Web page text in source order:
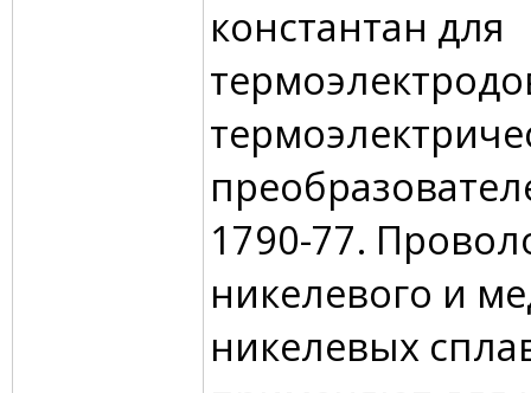
константан для
1790-77.
никелевого и
никелевых